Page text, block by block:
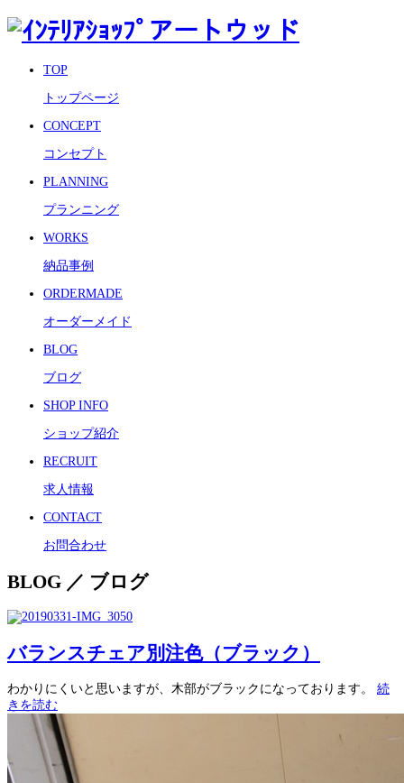
TOP
トップページ
CONCEPT
コンセプト
PLANNING
プランニング
WORKS
納品事例
ORDERMADE
オーダーメイド
BLOG
ブログ
SHOP INFO
ショップ紹介
RECRUIT
求人情報
CONTACT
お問合わせ
BLOG ／ ブログ
バランスチェア別注色（ブラック）
わかりにくいと思いますが、木部がブラックになっております。 続
きを読む